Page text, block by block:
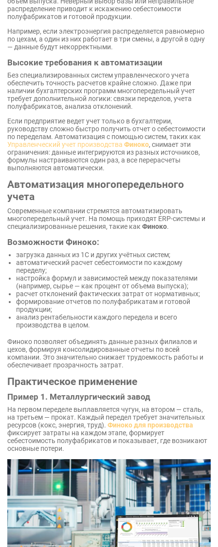
распределение приводит к искажению себестоимости
полуфабрикатов и готовой продукции.
Например, если электроэнергия распределяется равномерно
по цехам, а один из них работает в три смены, а другой в одну
— данные будут некорректными.
Высокие требования к автоматизации
Без специализированных систем управленческого учета
обеспечить точность расчетов крайне сложно. Даже при
наличии бухгалтерских программ многопередельный учет
требует дополнительной логики: связки переделов, учета
полуфабрикатов, анализа отклонений.
Если предприятие ведет учет только в бухгалтерии,
руководству сложно быстро получить отчет о себестоимости
по переделам. Автоматизация с помощью систем, таких как
Управленческий учет производства Финоко, снимает эти
ограничения: данные интегрируются из разных источников,
формулы настраиваются один раз, а все перерасчеты
выполняются автоматически.
Автоматизация многопередельного
учета
Современные компании стремятся автоматизировать
многопередельный учет. На помощь приходят ERP-системы и
специализированные решения, такие как Финоко.
Возможности Финоко:
загрузка данных из 1С и других учётных систем;
автоматический расчет себестоимости по каждому
переделу;
настройка формул и зависимостей между показателями
(например, сырье — как процент от объема выпуска);
расчет отклонений фактических затрат от нормативных;
формирование отчетов по полуфабрикатам и готовой
продукции;
анализ рентабельности каждого передела и всего
производства в целом.
Финоко позволяет объединять данные разных филиалов и
цехов, формируя консолидированные отчеты по всей
компании. Это значительно снижает трудоемкость работы и
обеспечивает прозрачность затрат.
Практическое применение
Пример 1. Металлургический завод
На первом переделе выплавляется чугун, на втором — сталь,
на третьем — прокат. Каждый передел требует значительных
ресурсов (кокс, энергия, труд). Финоко для производства
фиксирует затраты на каждом этапе, формирует
себестоимость полуфабрикатов и показывает, где возникают
основные потери.